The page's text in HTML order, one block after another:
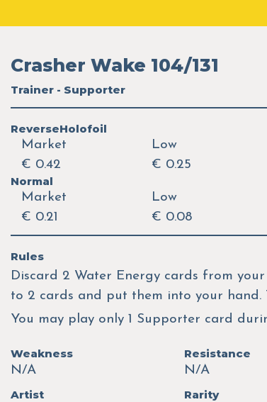
Crasher Wake 104/131
Trainer - Supporter
ReverseHolofoil
Market
€ 0.42
Low
€ 0.25
Normal
Market
€ 0.21
Low
€ 0.08
Rules
Discard 2 Water Energy cards from
to 2 cards and put them into your hand.
You may play only 1 Supporter card
Weakness
N/A
Resistance
N/A
Artist
Rarity